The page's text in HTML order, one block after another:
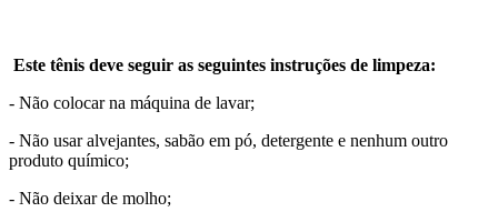
Este tênis deve seguir as seguintes instruções de limpeza:
- Não colocar na máquina de lavar;
- Não usar alvejantes, sabão em pó, detergente e nenhum outro
produto químico;
- Não deixar de molho;